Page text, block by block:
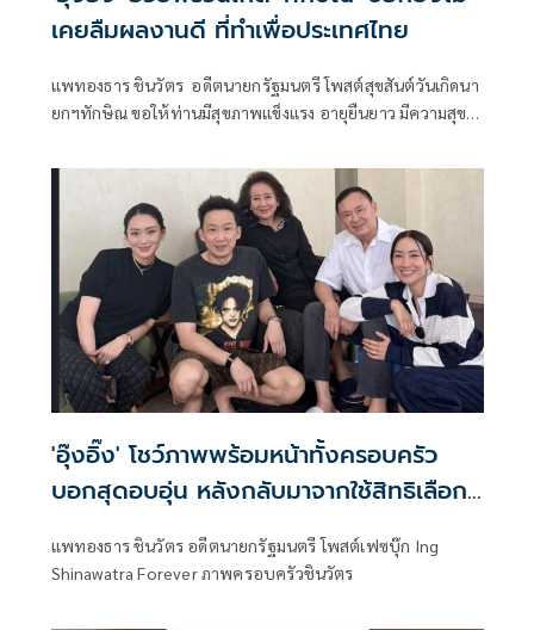
เคยลืมผลงานดี ที่ทำเพื่อประเทศไทย
แพทองธาร ชินวัตร อดีตนายกรัฐมนตรี โพสต์สุขสันต์วันเกิดนา
ยกฯทักษิณ ขอให้ท่านมีสุขภาพแข็งแรง อายุยืนยาว มีความสุข
'อุ๊งอิ๊ง' โชว์ภาพพร้อมหน้าทั้งครอบครัว
บอกสุดอบอุ่น หลังกลับมาจากใช้สิทธิเลือก
แพทองธาร ชินวัตร อดีตนายกรัฐมนตรี โพสต์เฟซบุ๊ก Ing
Shinawatra Forever ภาพครอบครัวชินวัตร